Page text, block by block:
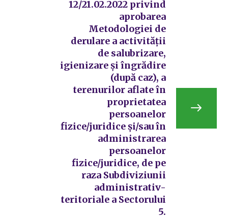
12/21.02.2022 privind
aprobarea
Metodologiei de
derulare a activității
de salubrizare,
igienizare și îngrădire
(după caz), a
terenurilor aflate în
proprietatea
persoanelor
fizice/juridice și/sau în
administrarea
persoanelor
fizice/juridice, de pe
raza Subdiviziunii
administrativ-
teritoriale a Sectorului
5.